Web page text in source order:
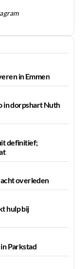
in Emmen
in dorpshart Nuth
definitief;
overleden
hulp bij
Parkstad